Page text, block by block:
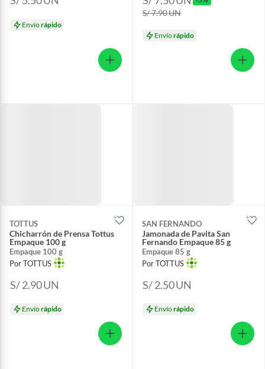
Envíorápido
S/ 7.90UN
Envíorápido
TOTTUS
Chicharrón de Prensa Tottus
Empaque 100 g
Empaque 100 g
Por TOTTUS
S/ 2.90UN
Envíorápido
SAN FERNANDO
Jamonada de Pavita San
Fernando Empaque 85 g
Empaque 85 g
Por TOTTUS
S/ 2.50UN
Envíorápido